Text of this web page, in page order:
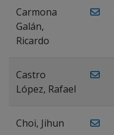
Carmona
Galán,
Ricardo
Castro
López, Rafael
Choi, Jihun